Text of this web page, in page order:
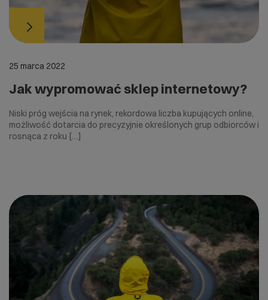
25 marca 2022
Jak wypromować sklep internetowy?
Niski próg wejścia na rynek, rekordowa liczba kupujących online,
możliwość dotarcia do precyzyjnie określonych grup odbiorców i
rosnąca z roku […]